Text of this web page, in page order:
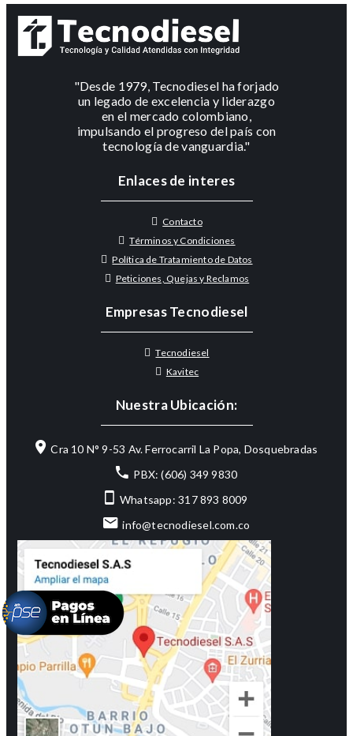
"Desde 1979, Tecnodiesel ha forjado
un legado de excelencia y liderazgo
en el mercado colombiano,
impulsando el progreso del país con
tecnología de vanguardia."
Enlaces de interes
Contacto
Términos y Condiciones
Política de Tratamiento de Datos
Peticiones, Quejas y Reclamos
Empresas Tecnodiesel
Tecnodiesel
Kavitec
Nuestra Ubicación:
Cra 10 N° 9-53 Av. Ferrocarril La Popa, Dosquebradas
PBX: (606) 349 9830
Whatsapp: 317 893 8009
info@tecnodiesel.com.co